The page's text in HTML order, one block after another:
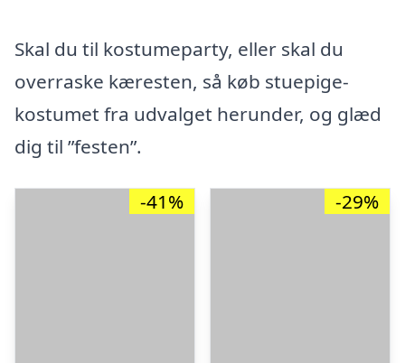
Skal du til kostumeparty, eller skal du
overraske kæresten, så køb stuepige-
kostumet fra udvalget herunder, og glæd
dig til ”festen”.
-41% -29%